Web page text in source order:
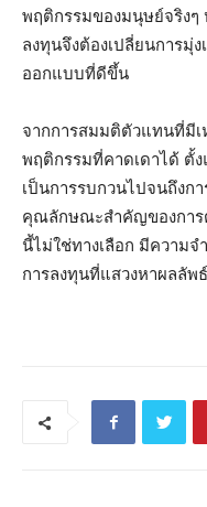
พฤติกรรมของมนุษย์จริงๆ
ลงทุนจึงต้องเปลี่ยนการมุ่
ออกแบบที่ดีขึ้น
จากการสมมติตัวแทนที่มีเ
พฤติกรรมที่คาดเดาได้ ตั้
เป็นการรบกวนไปจนถึงก
คุณลักษณะสำคัญของการ
นี้ไม่ใช่ทางเลือก มีความ
การลงทุนที่แสวงหาผลลั